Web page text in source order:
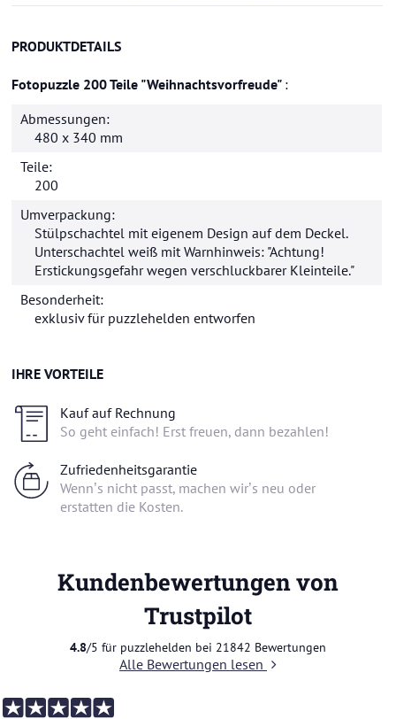
IHRE VORTEILE
Kauf auf Rechnung
So geht einfach! Erst freuen, dann bezahlen!
Zufriedenheitsgarantie
Wenn’s nicht passt, machen wir’s neu oder
erstatten die Kosten.
PRODUKTDETAILS
Fotopuzzle 200 Teile "Weihnachtsvorfreude"
Abmessungen:
480 x 340 mm
Teile:
200
Umverpackung:
Stülpschachtel mit eigenem Design auf dem Deckel.
Unterschachtel weiß mit Warnhinweis: "Achtung!
Erstickungsgefahr wegen verschluckbarer Kleinteile."
Besonderheit:
exklusiv für puzzlehelden entworfen
Kundenbewertungen von
Trustpilot
4.8/5 für puzzlehelden bei 21842 Bewertungen
Alle Bewertungen lesen